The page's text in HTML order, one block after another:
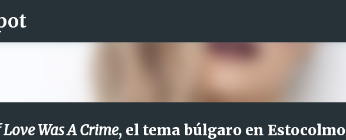
Was A Crime, el tema búlgaro en Estocolmo